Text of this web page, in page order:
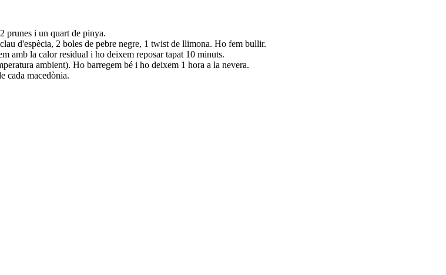
prunes i un quart de pinya.
d'espècia, 2 boles de pebre negre, 1 twist de llimona. Ho fem bullir.
amb la calor residual i ho deixem reposar tapat 10 minuts.
ambient). Ho barregem bé i ho deixem 1 hora a la nevera.
cada macedònia.